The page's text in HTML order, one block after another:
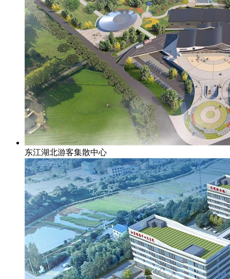
东江湖北游客集散中心